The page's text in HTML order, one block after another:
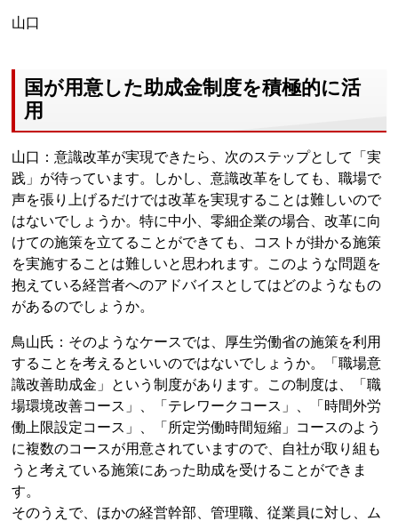
山口
国が用意した助成金制度を積極的に活
用
山口：意識改革が実現できたら、次のステップとして「実
践」が待っています。しかし、意識改革をしても、職場で
声を張り上げるだけでは改革を実現することは難しいので
はないでしょうか。特に中小、零細企業の場合、改革に向
けての施策を立てることができても、コストが掛かる施策
を実施することは難しいと思われます。このような問題を
抱えている経営者へのアドバイスとしてはどのようなもの
があるのでしょうか。
鳥山氏：そのようなケースでは、厚生労働省の施策を利用
することを考えるといいのではないでしょうか。「職場意
識改善助成金」という制度があります。この制度は、「職
場環境改善コース」、「テレワークコース」、「時間外労
働上限設定コース」、「所定労働時間短縮」コースのよう
に複数のコースが用意されていますので、自社が取り組も
うと考えている施策にあった助成を受けることができま
す。
そのうえで、ほかの経営幹部、管理職、従業員に対し、ム